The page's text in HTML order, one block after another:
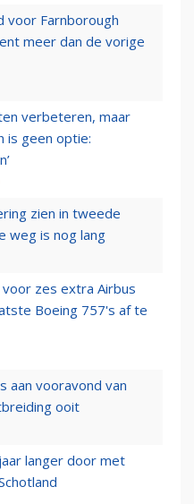
voor Farnborough
meer dan de vorige
verbeteren, maar
is geen optie:
zien in tweede
weg is nog lang
zes extra Airbus
Boeing 757's af te
aan vooravond van
ooit
langer door met